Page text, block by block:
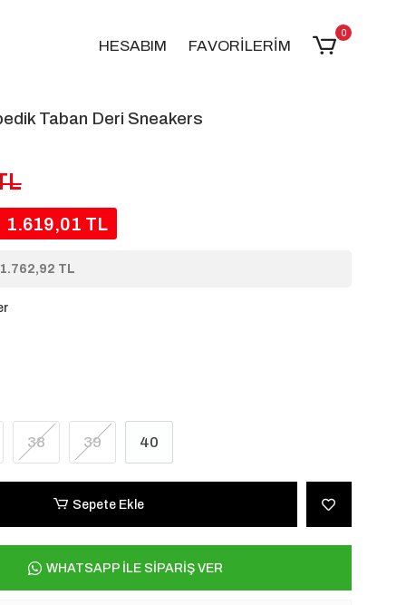
HESABIM FAVORİLERİM
0
Taban Deri Sneakers
1.619,01 TL
1.762,92 TL
38 39 40
Sepete Ekle
WHATSAPP İLE SİPARİŞ VER